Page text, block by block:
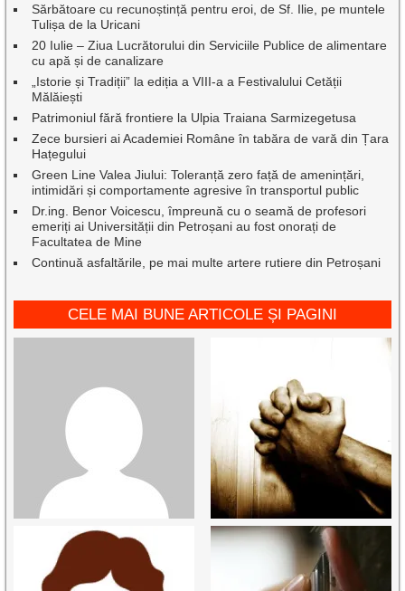
Sărbătoare cu recunoștință pentru eroi, de Sf. Ilie, pe muntele
Tulișa de la Uricani
20 Iulie – Ziua Lucrătorului din Serviciile Publice de alimentare
cu apă și de canalizare
„Istorie și Tradiții” la ediția a VIII-a a Festivalului Cetății
Mălăiești
Patrimoniul fără frontiere la Ulpia Traiana Sarmizegetusa
Zece bursieri ai Academiei Române în tabăra de vară din Țara
Hațegului
Green Line Valea Jiului: Toleranță zero față de amenințări,
intimidări și comportamente agresive în transportul public
Dr.ing. Benor Voicescu, împreună cu o seamă de profesori
emeriți ai Universității din Petroșani au fost onorați de
Facultatea de Mine
Continuă asfaltările, pe mai multe artere rutiere din Petroșani
CELE MAI BUNE ARTICOLE ȘI PAGINI